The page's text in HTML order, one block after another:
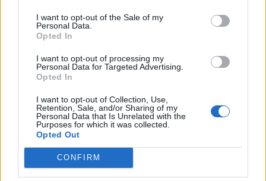
I want to opt-out of the Sale of my
Personal Data.
Opted In
I want to opt-out of processing my
Personal Data for Targeted Advertising.
Opted In
I want to opt-out of Collection, Use,
Retention, Sale, and/or Sharing of my
Personal Data that Is Unrelated with the
Purposes for which it was collected.
Opted Out
CONFIRM